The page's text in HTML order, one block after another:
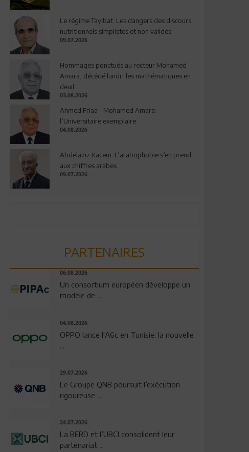
Le régime Tayibat: Les dangers des discours
nutritionnels simplistes et non validés
09.07.2026
Hommages ponctués au recteur Mohamed
Amara, décédé lundi : les mathématiques en
deuil
03.08.2026
Ahmed Friaa - Mohamed Amara:
l’Universitaire exemplaire
04.08.2026
Abdelaziz Kacem: L’arabophobie s’en prend
aux chiffres arabes
09.07.2026
PARTENAIRES
06.08.2026
Un consortium européen développe un
modèle de ...
04.08.2026
OPPO lance l'A6c en Tunisie: la nouvelle
29.07.2026
Le Groupe QNB poursuit l’exécution
rigoureuse ...
24.07.2026
La BERD et l’UBCI consolident leur
partenariat ...